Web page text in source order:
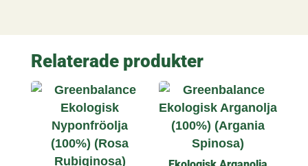
Relaterade produkter